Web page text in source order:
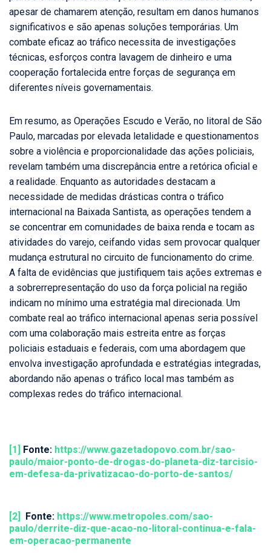
apesar de chamarem atenção, resultam em danos humanos
significativos e são apenas soluções temporárias. Um
combate eficaz ao tráfico necessita de investigações
técnicas, esforços contra lavagem de dinheiro e uma
cooperação fortalecida entre forças de segurança em
diferentes níveis governamentais.
Em resumo, as Operações Escudo e Verão, no litoral de São
Paulo, marcadas por elevada letalidade e questionamentos
sobre a violência e proporcionalidade das ações policiais,
revelam também uma discrepância entre a retórica oficial e
a realidade. Enquanto as autoridades destacam a
necessidade de medidas drásticas contra o tráfico
internacional na Baixada Santista, as operações tendem a
se concentrar em comunidades de baixa renda e tocam as
atividades do varejo, ceifando vidas sem provocar qualquer
mudança estrutural no circuito de funcionamento do crime.
A falta de evidências que justifiquem tais ações extremas e
a sobrerrepresentação do uso da força policial na região
indicam no mínimo uma estratégia mal direcionada. Um
combate real ao tráfico internacional apenas seria possível
com uma colaboração mais estreita entre as forças
policiais estaduais e federais, com uma abordagem que
envolva investigação aprofundada e estratégias integradas,
abordando não apenas o tráfico local mas também as
complexas redes do tráfico internacional.
[1] Fonte: https://www.gazetadopovo.com.br/sao-
paulo/maior-ponto-de-drogas-do-planeta-diz-tarcisio-
em-defesa-da-privatizacao-do-porto-de-santos/
[2] Fonte: https://www.metropoles.com/sao-
paulo/derrite-diz-que-acao-no-litoral-continua-e-fala-
em-operacao-permanente